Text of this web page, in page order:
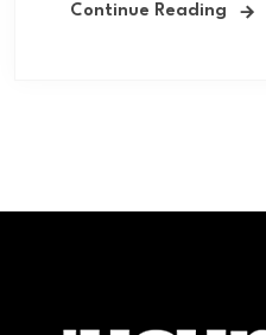
Continue Reading